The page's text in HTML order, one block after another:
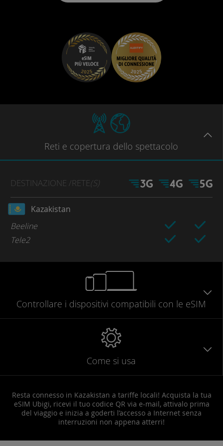
Reti e copertura dello spettacolo
DESTINAZIONE /RETE(S)
Kazakistan
Beeline
Tele2
Controllare i dispositivi compatibili con le eSIM
Come si usa
Resta connesso in Kazakistan a tariffe locali! Acquista la tua
eSIM Ubigi, ricevi il tuo codice QR via e-mail, attivalo prima
del viaggio e inizia a goderti l’accesso a Internet senza
interruzioni non appena atterri!